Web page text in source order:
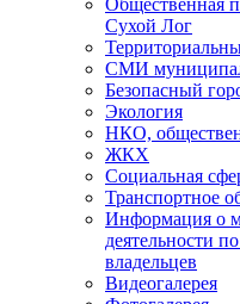
Общественная
Сухой Лог
СМИ
Безопасный
Экология
НКО,
ЖКХ
Социальная
Транспортное
Информация о
деятельности
владельцев
Видеогалерея